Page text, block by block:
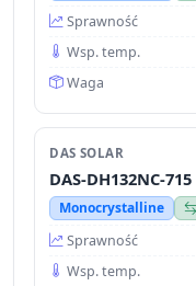
Sprawność
Wsp. temp.
Waga
DAS SOLAR
DAS-DH132NC-715
Monocrystalline
Sprawność
Wsp. temp.